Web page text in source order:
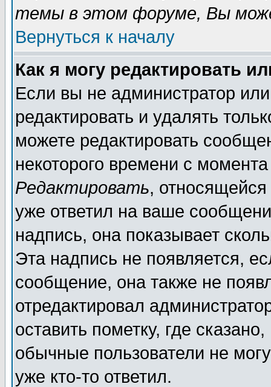
темы в этом форуме, Вы
Вернуться к началу
Как я могу редактировать
Если вы не администратор
редактировать и удалять
можете редактировать
некоторого времени с
Редактировать,
уже ответил на ваше
надпись, она показывает
Эта надпись не появляется,
сообщение, она также не
отредактировал
оставить пометку, где
обычные пользователи не
уже кто-то ответил.